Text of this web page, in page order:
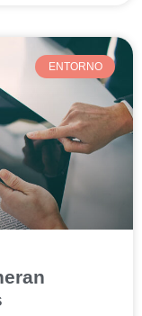
ENTORNO